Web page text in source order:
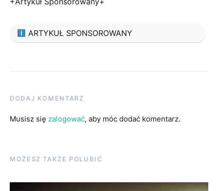
ARTYKUŁ SPONSOROWANY
DODAJ KOMENTARZ
Musisz się zalogować, aby móc dodać komentarz.
MOŻESZ TAKŻE POLUBIĆ